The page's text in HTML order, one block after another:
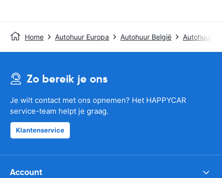
Home Autohuur Europa Autohuur België Autohuur
Zo bereik je ons
Je wilt contact met ons opnemen? Het HAPPYCAR
service-team helpt je graag.
Klantenservice
Account